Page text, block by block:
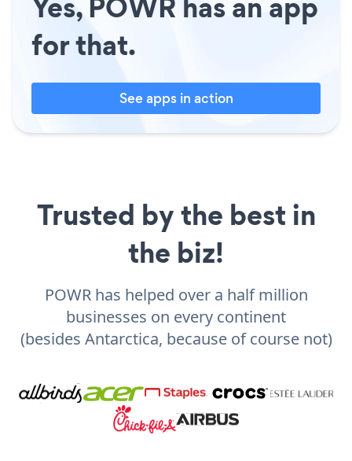
for that.
See apps in action
Trusted by the best in
the biz!
POWR has helped over a half million
businesses on every continent
(besides Antarctica, because of course not)